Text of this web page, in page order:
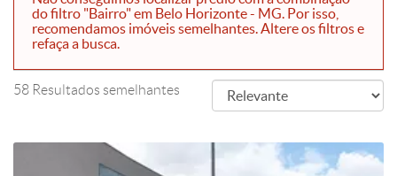
do filtro "Bairro" em Belo Horizonte - MG. Por isso,
recomendamos imóveis semelhantes. Altere os filtros e
refaça a busca.
58 Resultados semelhantes